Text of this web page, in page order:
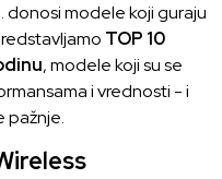
modele koji guraju
TOP 10
, modele koji su se
i vrednosti - i
pažnje.